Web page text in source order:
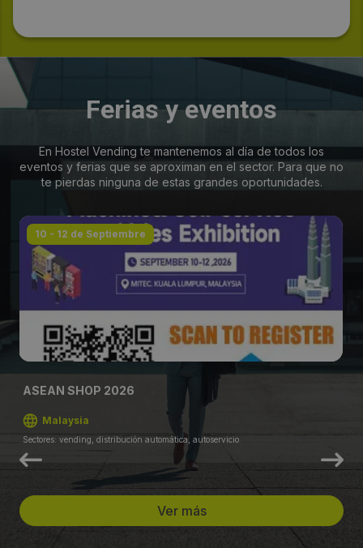
Ferias y eventos
En Hostel Vending te mantenemos al día de todos los
eventos y ferias que se aproximan en el sector. Para que no
te pierdas ninguna de estas grandes oportunidades.
10 - 12 de Septiembre
ASEAN SHOP 2026
Malaysia
Sectores: vending, distribución automática, autoservicio
Ver más